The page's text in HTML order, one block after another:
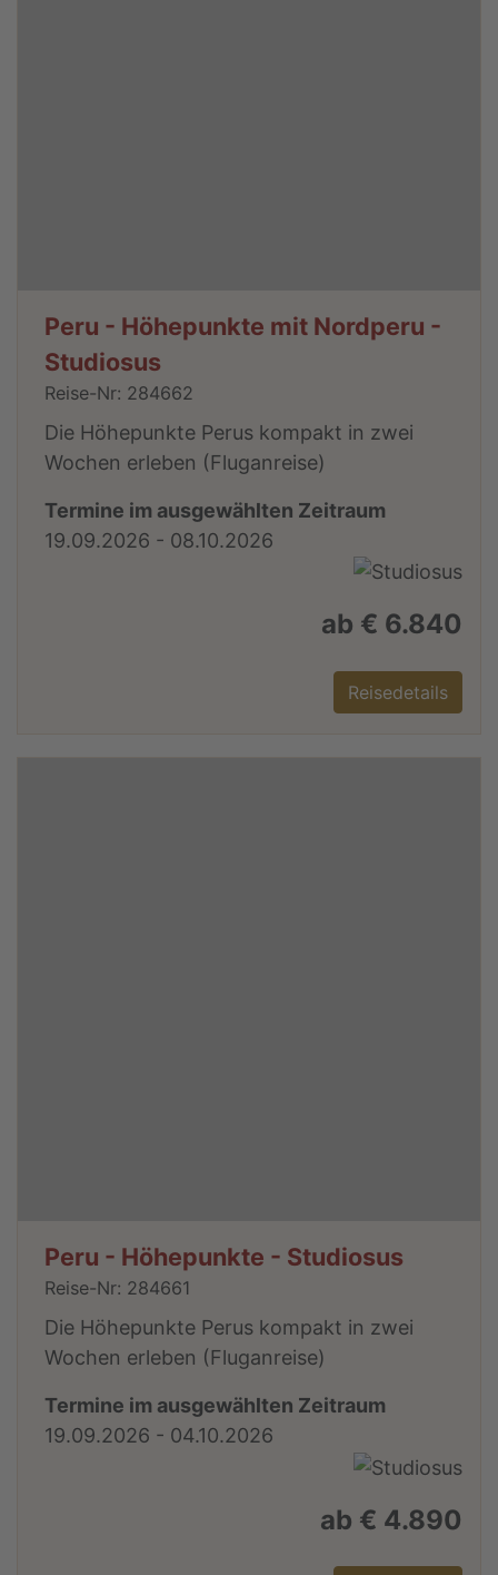
Peru - Höhepunkte mit Nordperu -
Studiosus
Reise-Nr: 284662
Die Höhepunkte Perus kompakt in zwei
Wochen erleben (Fluganreise)
Termine im ausgewählten Zeitraum
19.09.2026 - 08.10.2026
ab € 6.840
Reisedetails
Peru - Höhepunkte - Studiosus
Reise-Nr: 284661
Die Höhepunkte Perus kompakt in zwei
Wochen erleben (Fluganreise)
Termine im ausgewählten Zeitraum
19.09.2026 - 04.10.2026
ab € 4.890